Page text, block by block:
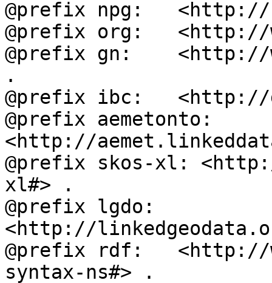
@prefix npg:   <http://
@prefix org:   <http://
@prefix gn:    <http://
.
@prefix ibc:
@prefix aemetonto:
<http://
@prefix skos-xl:
xl#> .
@prefix lgdo:
<http://
@prefix rdf:   <http://
syntax-ns#> .